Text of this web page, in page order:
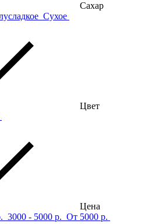
Сахар
Сухое
Цвет
Цена
3000 - 5000 р. От 5000 р.